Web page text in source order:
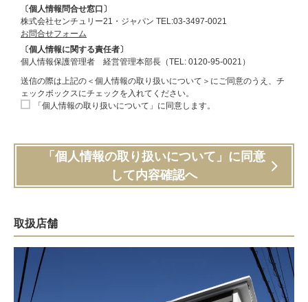
〔個人情報問合せ窓口〕
株式会社センチュリー21・ジャパン TEL:03-3497-0021
お問合せフォーム
〔個人情報に関する責任者〕
個人情報保護管理者 経営管理本部長（TEL: 0120-95-0021）
送信の際は上記の＜個人情報の取り扱いについて＞にご同意のうえ、チ
ェックボックスにチェックを入れてください。
「個人情報の取り扱いについて」に同意します。
「個人情報の取り扱いについて」に同意
して内容確認へ
取扱店舗